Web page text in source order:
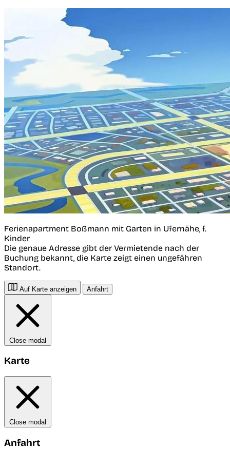
Ferienapartment Boßmann mit Garten in Ufernähe, f.
Kinder
Die genaue Adresse gibt der Vermietende nach der
Buchung bekannt, die Karte zeigt einen ungefähren
Standort.
Auf Karte anzeigen Anfahrt
Close modal
Karte
Close modal
Anfahrt